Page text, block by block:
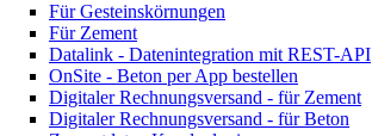
Für Gesteinskörnungen
Für Zement
Datalink - Datenintegration mit REST-API
OnSite - Beton per App bestellen
Digitaler Rechnungsversand - für Zement
Digitaler Rechnungsversand - für Beton